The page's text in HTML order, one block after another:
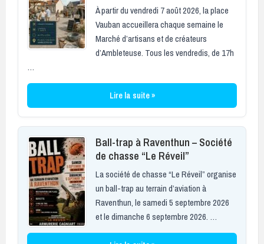
À partir du vendredi 7 août 2026, la place
Vauban accueillera chaque semaine le
Marché d’artisans et de créateurs
d’Ambleteuse. Tous les vendredis, de 17h
…
Lire la suite »
Ball-trap à Raventhun – Société
de chasse “Le Réveil”
La société de chasse “Le Réveil” organise
un ball-trap au terrain d’aviation à
Raventhun, le samedi 5 septembre 2026
et le dimanche 6 septembre 2026. …